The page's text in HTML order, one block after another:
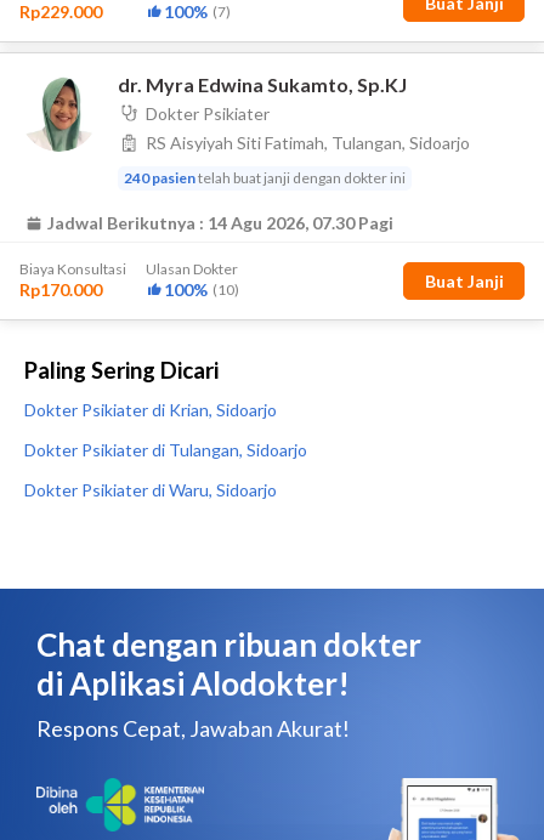
Paling Sering Dicari
Dokter Psikiater di Krian, Sidoarjo
Dokter Psikiater di Tulangan, Sidoarjo
Dokter Psikiater di Waru, Sidoarjo